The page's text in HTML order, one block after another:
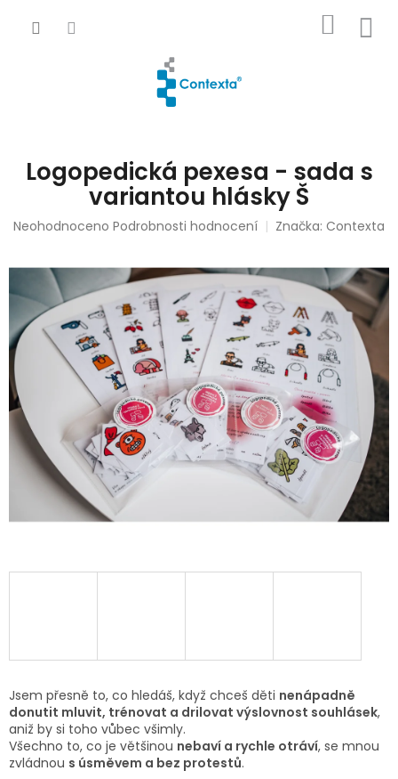
KOŠÍK
Logopedická pexesa - sada s
variantou hlásky Š
Průměrné
0,0
5
hvězdiček.
Neohodnoceno Podrobnosti hodnocení Značka: Contexta
Jsem přesně to, co hledáš, když chceš děti nenápadně
donutit mluvit, trénovat a drilovat výslovnost souhlásek,
aniž by si toho vůbec všimly.
Všechno to, co je většinou nebaví a rychle otráví, se mnou
zvládnou s úsměvem a bez protestů.